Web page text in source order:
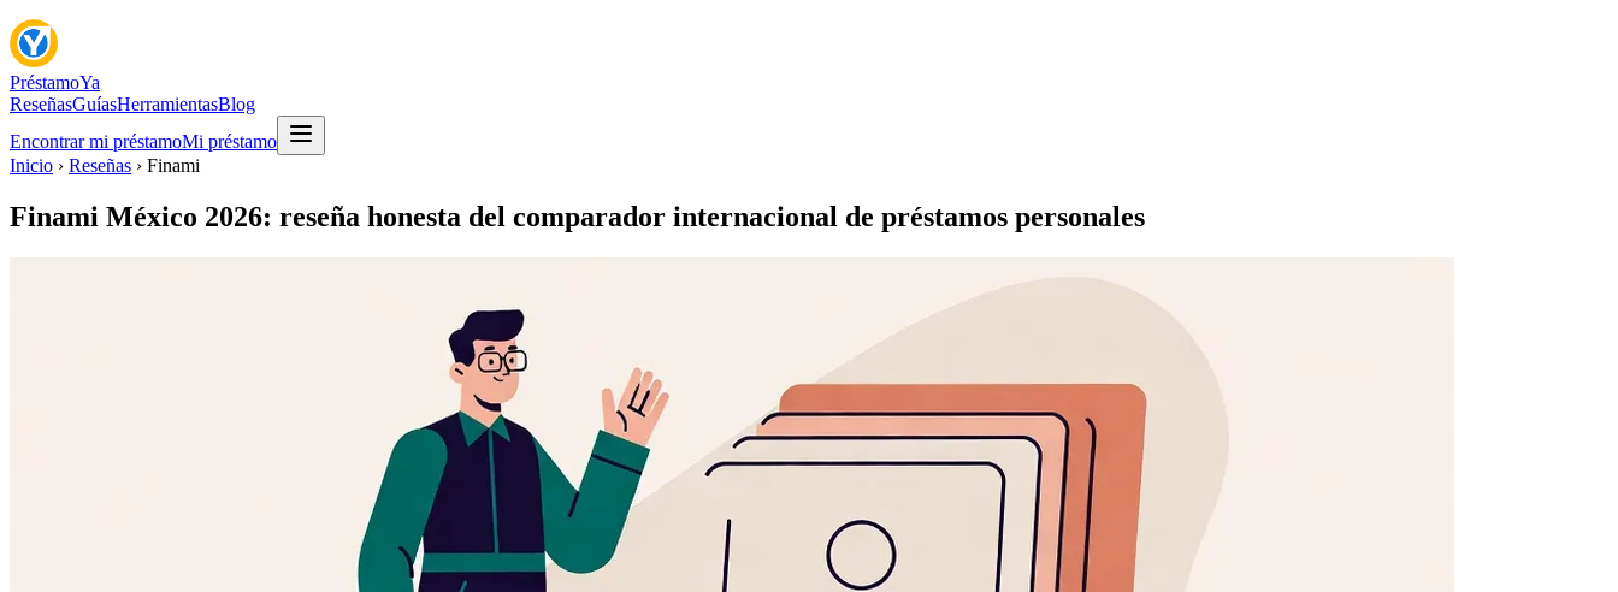
PréstamoYa
ReseñasGuíasHerramientasBlog
Encontrar mi préstamoMi préstamo
Inicio › Reseñas › Finami
Finami México 2026: reseña honesta del comparador internacional de préstamos personales